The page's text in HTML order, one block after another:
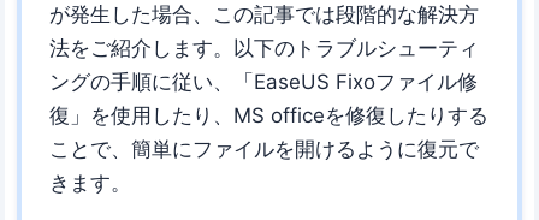
が発生した場合、この記事では段階的な解決方
法をご紹介します。以下のトラブルシューティ
ングの手順に従い、「EaseUS Fixoファイル修
復」を使用したり、MS officeを修復したりする
ことで、簡単にファイルを開けるように復元で
きます。